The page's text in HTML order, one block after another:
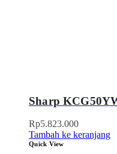
Sharp
Rp5.823.000
Tambah ke keranjang
Quick View